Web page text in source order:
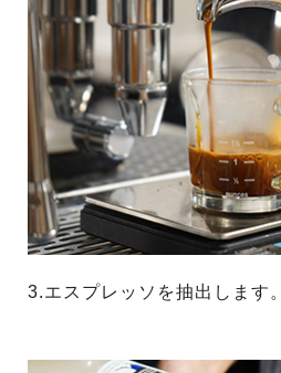
3.エスプレッソを抽出します。